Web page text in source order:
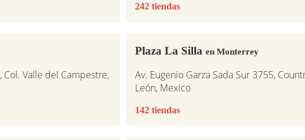
242 tiendas
Col. Valle del Campestre,
Plaza La Silla en Monterrey
Av. Eugenio Garza Sada Sur 3755,
León, Mexico
142 tiendas